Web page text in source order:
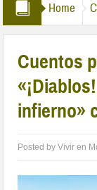
Home
Cuentos
infierno»
Posted byVivir en